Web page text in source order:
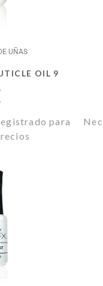
UÑAS
OIL 9
para